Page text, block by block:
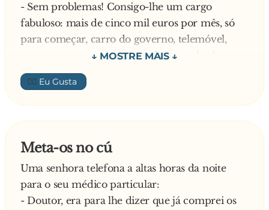
- Sem problemas! Consigo-lhe um cargo
fabuloso: mais de cinco mil euros por mês, só
para começar, carro do governo, telemóvel,
casa e uma secretária pessoal! Que achas?
- Elah… Mas isso é muita coisa, vai estragar o
rapaz! Não lhe arranjas qualquer coisa mais
normal? Assim, sem carro, nem casa, nem
secretária e só uns 900 euritos por mês. Não
- Olha, eu conseguir até consigo… Mas para isso
ele tem que ter licenciatura, mestrado,
doutoramento e ser fluente em pelo menos três
línguas…
👍🏼
Meta-os no cú
Uma senhora telefona a altas horas da noite
para o seu médico particular:
- Doutor, era para lhe dizer que já comprei os